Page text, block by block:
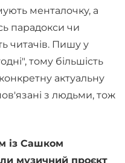
менталочку, а
парадокси чи
читачів. Пишу у
тому більшість
актуальну
з людьми, тож
із Сашком
музичний проєкт